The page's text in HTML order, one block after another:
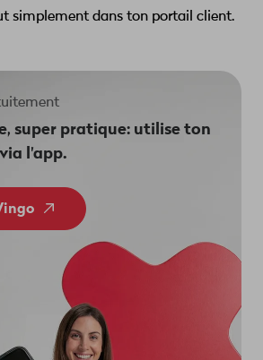
simplement dans ton portail client.
super pratique: utilise ton
l'app.